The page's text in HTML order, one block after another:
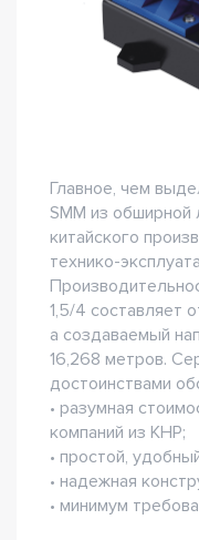
Главное, чем
SMM из обширной
китайского
технико-
1,5/4 составляет
а создаваемый
16,268 метров.
достоинствами
• разумная
компаний из КНР;
• простой,
• надежная
• минимум